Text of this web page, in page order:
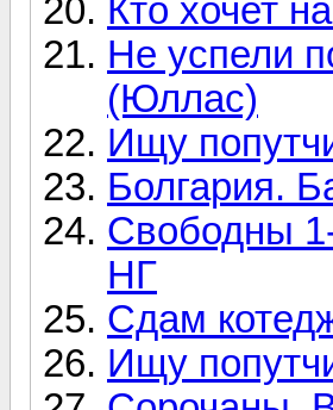
Кто хочет
Не успели
(Юллас)
Ищу
Болгария.
Свободны
НГ
Сдам
Ищу